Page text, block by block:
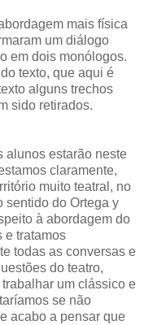
mais física
um diálogo
em dois monólogos.
texto, que aqui é
alguns trechos
sido retirados.
alunos estarão neste
claramente,
muito teatral, no
sentido do Ortega y
à abordagem do
e tratamos
todas as conversas e
do teatro,
um clássico e
se não
acabo a pensar que